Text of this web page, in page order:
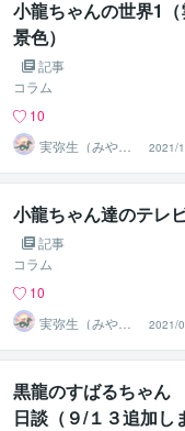
小龍ちゃんの世界1
景色）
記事
コラム
10
実弥生（みや
の）
2021/
小龍ちゃん達のテレ
記事
コラム
10
実弥生（みや
の）
2021/
黒龍のすばるちゃ
日談（９/１３追加し